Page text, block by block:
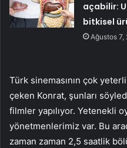
açabilir:
bitkisel
Ağustos 7,
Türk sinemasının çok
çeken Konrat, şunları
filmler yapılıyor. Yetenekli
yönetmenlerimiz var. Bu
zaman zaman 2,5 saatlik